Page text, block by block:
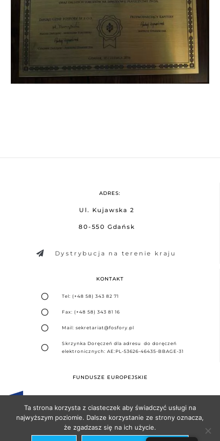
ADRES:
Ul. Kujawska 2
80-550 Gdańsk
Dystrybucja na terenie kraju
KONTAKT
Tel: (+48 58) 343 82 71
Fax: (+48 58) 343 81 16
Mail: sekretariat@fosfory.pl
Skrzynka Doręczeń dla adresu do doręczeń
elektronicznych: AE:PL-53626-46435-BBAGE-31
FUNDUSZE EUROPEJSKIE
Projekt i realizacja - Agencja Seo Partner
Ta strona korzysta z ciasteczek aby świadczyć usługi na
najwyższym poziomie. Dalsze korzystanie ze strony oznacza,
że zgadzasz się na ich użycie.